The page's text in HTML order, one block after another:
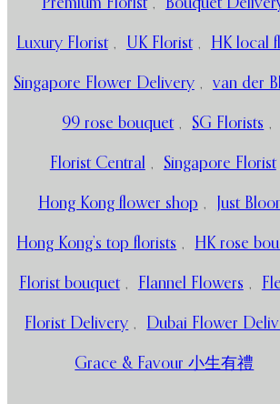
Premium Florist , Bouquet
Luxury Florist , UK Florist , HK local
Singapore Flower Delivery , van der
99 rose bouquet , SG Florists ,
Florist Central , Singapore Florist
Hong Kong flower shop , Just
Hong Kong’s top florists , HK rose
Florist bouquet , Flannel Flowers ,
Florist Delivery , Dubai Flower
Grace & Favour 小生有禮